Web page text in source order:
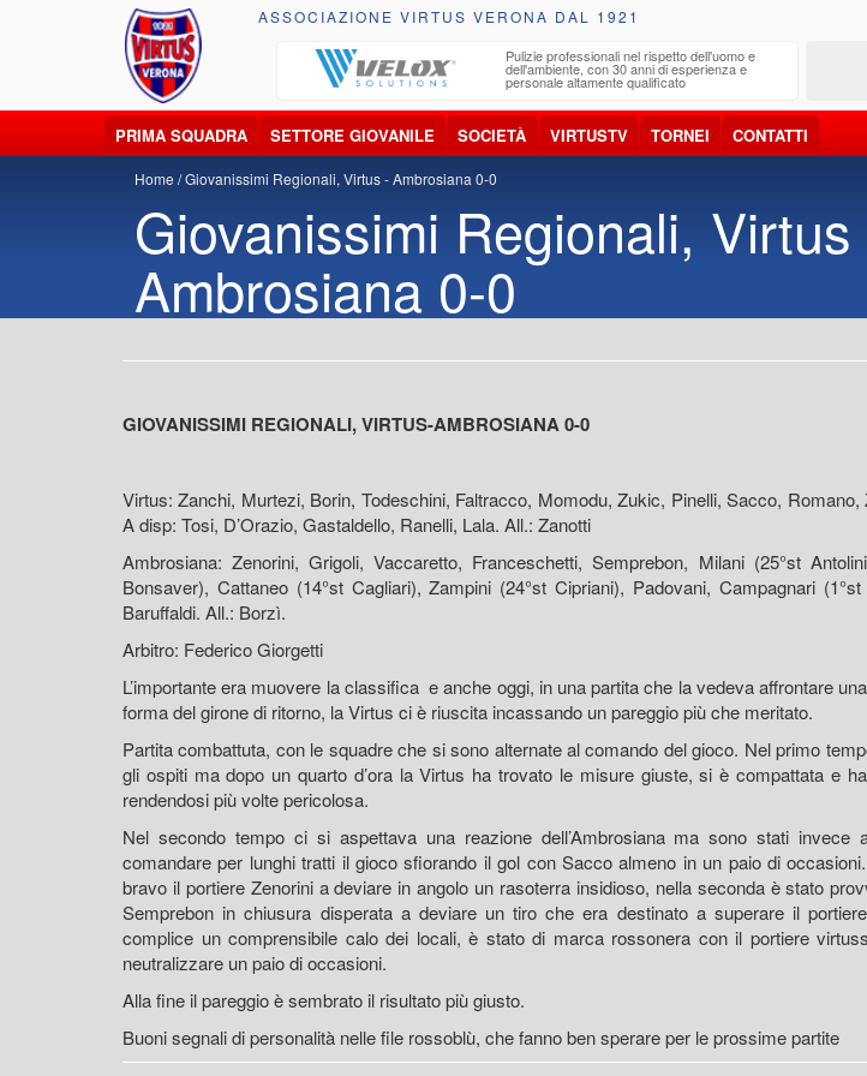
ASSOCIAZIONE VIRTUS VERONA DAL 1921
trasporto, smaltimento e recupero di Pulizie professionali nel rispetto dell'uomo e
dell'ambiente, con 30 anni di esperienza e
personale altamente qualificato
PRIMA SQUADRA SETTORE GIOVANILE SOCIETÀ VIRTUSTV TORNEI CONTATTI
Home Giovanissimi Regionali, Virtus - Ambrosiana 0-0
Giovanissimi Regionali, Virtus
Ambrosiana 0-0
GIOVANISSIMI REGIONALI, VIRTUS-AMBROSIANA 0-0
Virtus: Zanchi, Murtezi, Borin, Todeschini, Faltracco, Momodu, Zukic, Pinelli, Sacco, Romano,
A disp: Tosi, D’Orazio, Gastaldello, Ranelli, Lala. All.: Zanotti
Ambrosiana: Zenorini, Grigoli, Vaccaretto, Franceschetti, Semprebon, Milani (25°st
Bonsaver), Cattaneo (14°st Cagliari), Zampini (24°st Cipriani), Padovani, Campagnari
Baruffaldi. All.: Borzì.
Arbitro: Federico Giorgetti
L’importante era muovere la classifica e anche oggi, in una partita che la vedeva affrontare
forma del girone di ritorno, la Virtus ci è riuscita incassando un pareggio più che meritato.
Partita combattuta, con le squadre che si sono alternate al comando del gioco. Nel primo
gli ospiti ma dopo un quarto d’ora la Virtus ha trovato le misure giuste, si è compattata e
rendendosi più volte pericolosa.
Nel secondo tempo ci si aspettava una reazione dell’Ambrosiana ma sono stati invece
comandare per lunghi tratti il gioco sfiorando il gol con Sacco almeno in un paio di
bravo il portiere Zenorini a deviare in angolo un rasoterra insidioso, nella seconda è stato
Semprebon in chiusura disperata a deviare un tiro che era destinato a superare il
complice un comprensibile calo dei locali, è stato di marca rossonera con il portiere
neutralizzare un paio di occasioni.
Alla fine il pareggio è sembrato il risultato più giusto.
Buoni segnali di personalità nelle file rossoblù, che fanno ben sperare per le prossime partite